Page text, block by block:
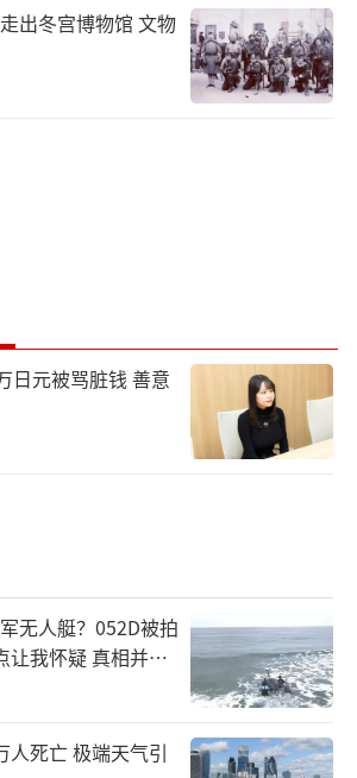
出冬宫博物馆 文物
日元被骂脏钱 善意
无人艇？052D被拍
让我怀疑 真相并非
人死亡 极端天气引